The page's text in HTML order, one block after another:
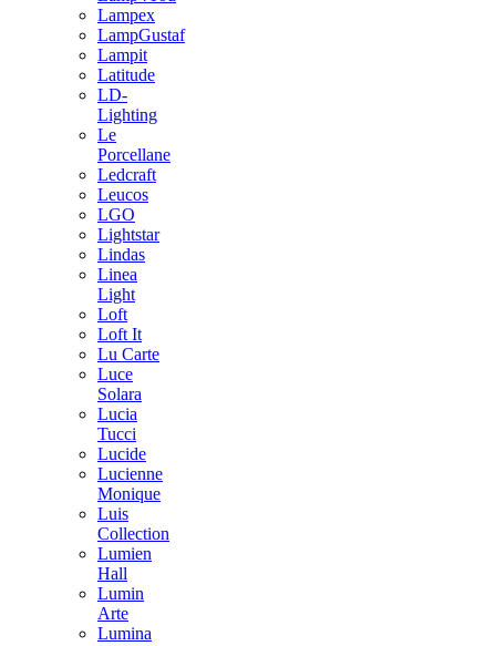
Lampex
LampGustaf
Lampit
Latitude
LD-
Lighting
Le
Porcellane
Ledcraft
Leucos
LGO
Lightstar
Lindas
Linea
Light
Loft
Loft It
Lu Carte
Luce
Solara
Lucia
Tucci
Lucide
Lucienne
Monique
Luis
Collection
Lumien
Hall
Lumin
Arte
Lumina